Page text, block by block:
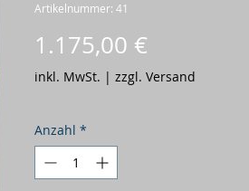
Artikelnummer: 41
1.175,00 €Preis
inkl. MwSt. | zzgl. Versand
Anzahl *